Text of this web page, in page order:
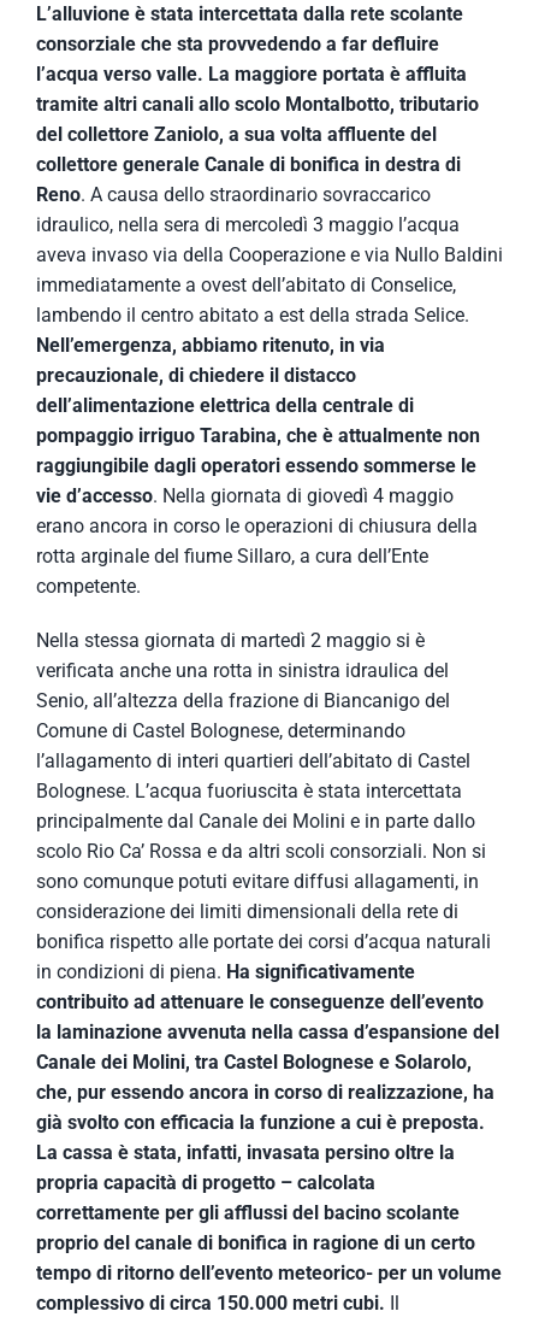
L’alluvione è stata intercettata dalla rete scolante
consorziale che sta provvedendo a far defluire
l’acqua verso valle. La maggiore portata è affluita
tramite altri canali allo scolo Montalbotto, tributario
del collettore Zaniolo, a sua volta affluente del
collettore generale Canale di bonifica in destra di
Reno. A causa dello straordinario sovraccarico
idraulico, nella sera di mercoledì 3 maggio l’acqua
aveva invaso via della Cooperazione e via Nullo Baldini
immediatamente a ovest dell’abitato di Conselice,
lambendo il centro abitato a est della strada Selice.
Nell’emergenza, abbiamo ritenuto, in via
precauzionale, di chiedere il distacco
dell’alimentazione elettrica della centrale di
pompaggio irriguo Tarabina, che è attualmente non
raggiungibile dagli operatori essendo sommerse le
vie d’accesso. Nella giornata di giovedì 4 maggio
erano ancora in corso le operazioni di chiusura della
rotta arginale del fiume Sillaro, a cura dell’Ente
competente.
Nella stessa giornata di martedì 2 maggio si è
verificata anche una rotta in sinistra idraulica del
Senio, all’altezza della frazione di Biancanigo del
Comune di Castel Bolognese, determinando
l’allagamento di interi quartieri dell’abitato di Castel
Bolognese. L’acqua fuoriuscita è stata intercettata
principalmente dal Canale dei Molini e in parte dallo
scolo Rio Ca’ Rossa e da altri scoli consorziali. Non si
sono comunque potuti evitare diffusi allagamenti, in
considerazione dei limiti dimensionali della rete di
bonifica rispetto alle portate dei corsi d’acqua naturali
in condizioni di piena. Ha significativamente
contribuito ad attenuare le conseguenze dell’evento
la laminazione avvenuta nella cassa d’espansione del
Canale dei Molini, tra Castel Bolognese e Solarolo,
che, pur essendo ancora in corso di realizzazione, ha
già svolto con efficacia la funzione a cui è preposta.
La cassa è stata, infatti, invasata persino oltre la
propria capacità di progetto – calcolata
correttamente per gli afflussi del bacino scolante
proprio del canale di bonifica in ragione di un certo
tempo di ritorno dell’evento meteorico- per un volume
complessivo di circa 150.000 metri cubi. Il